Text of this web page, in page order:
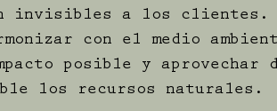
invisibles a los clientes.
con el medio
posible y aprovechar
los recursos naturales.